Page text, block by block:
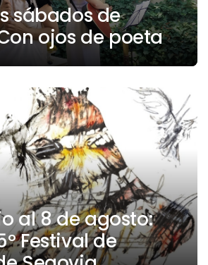
sábados de
ojos de poeta
al 8 de agosto:
Festival de